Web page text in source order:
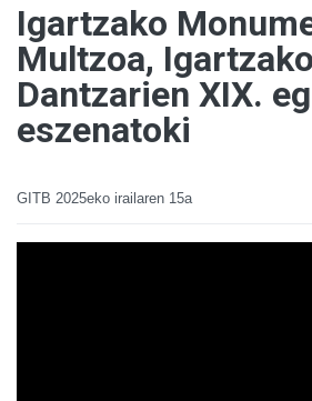
Igartzako
Multzoa, Igartzako
Dantzarien XIX.
eszenatoki
GITB 2025eko irailaren 15a